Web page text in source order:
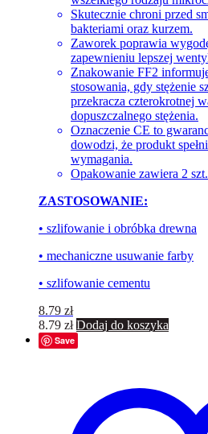
Skutecznie chroni przed
bakteriami oraz kurzem.
Zaworek poprawia
zapewnieniu lepszej
Znakowanie FF2
stosowania, gdy stężenie
przekracza czterokrotnej
dopuszczalnego stężenia.
Oznaczenie CE to
dowodzi, że produkt
wymagania.
Opakowanie zawiera 2 szt.
ZASTOSOWANIE:
• szlifowanie i obróbka drewna
• mechaniczne usuwanie farby
• szlifowanie cementu
8.79 zł
8.79 zł Dodaj do koszyka
Save